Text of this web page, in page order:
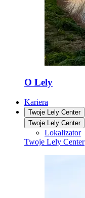
O Lely
Kariera
Twoje Lely Center
Twoje Lely Center
Lokalizator
Twoje Lely Center